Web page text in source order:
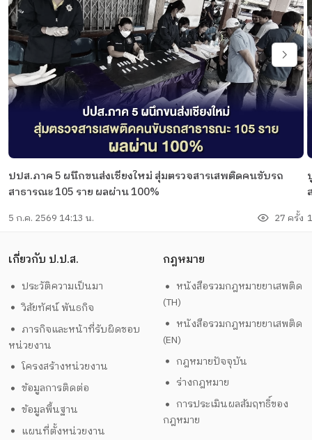
ปปส.ภาค 5 ผนึกขนส่งเชียงใหม่ สุ่มตรวจสารเสพติดคนขับรถ
สาธารณะ 105 ราย ผลผ่าน 100%
5 ก.ค. 2569 14:13 น. 27 ครั้ง
เกี่ยวกับ ป.ป.ส.
ประวัติความเป็นมา
วิสัยทัศน์ พันธกิจ
ภารกิจและหน้าที่รับผิดชอบ
หน่วยงาน
โครงสร้างหน่วยงาน
ข้อมูลการติดต่อ
ข้อมูลพื้นฐาน
แผนที่ตั้งหน่วยงาน
กฎหมาย
หนังสือรวมกฎหมายยาเสพติด
(TH)
หนังสือรวมกฎหมายยาเสพติด
(EN)
กฎหมายปัจจุบัน
ร่างกฎหมาย
การประเมินผลสัมฤทธิ์ของ
กฎหมาย